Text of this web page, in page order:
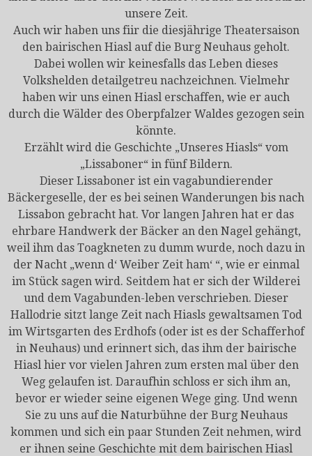
unsere Zeit.
Auch wir haben uns fiir die diesjährige Theatersaison
den bairischen Hiasl auf die Burg Neuhaus geholt.
Dabei wollen wir keinesfalls das Leben dieses
Volkshelden detailgetreu nachzeichnen. Vielmehr
haben wir uns einen Hiasl erschaffen, wie er auch
durch die Wälder des Oberpfalzer Waldes gezogen sein
könnte.
Erzählt wird die Geschichte „Unseres Hiasls“ vom
„Lissaboner“ in fünf Bildern.
Dieser Lissaboner ist ein vagabundierender
Bäckergeselle, der es bei seinen Wanderungen bis nach
Lissabon gebracht hat. Vor langen Jahren hat er das
ehrbare Handwerk der Bäcker an den Nagel gehängt,
weil ihm das Toagkneten zu dumm wurde, noch dazu in
der Nacht „wenn d‘ Weiber Zeit ham‘ “, wie er einmal
im Stück sagen wird. Seitdem hat er sich der Wilderei
und dem Vagabunden-leben verschrieben. Dieser
Hallodrie sitzt lange Zeit nach Hiasls gewaltsamen Tod
im Wirtsgarten des Erdhofs (oder ist es der Schafferhof
in Neuhaus) und erinnert sich, das ihm der bairische
Hiasl hier vor vielen Jahren zum ersten mal über den
Weg gelaufen ist. Daraufhin schloss er sich ihm an,
bevor er wieder seine eigenen Wege ging. Und wenn
Sie zu uns auf die Naturbühne der Burg Neuhaus
kommen und sich ein paar Stunden Zeit nehmen, wird
er ihnen seine Geschichte mit dem bairischen Hiasl